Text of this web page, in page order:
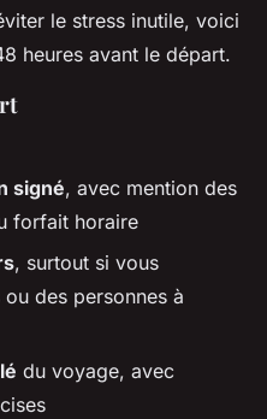
le stress inutile, voici
heures avant le départ.
signé, avec mention des
forfait horaire
, surtout si vous
des personnes à
du voyage, avec